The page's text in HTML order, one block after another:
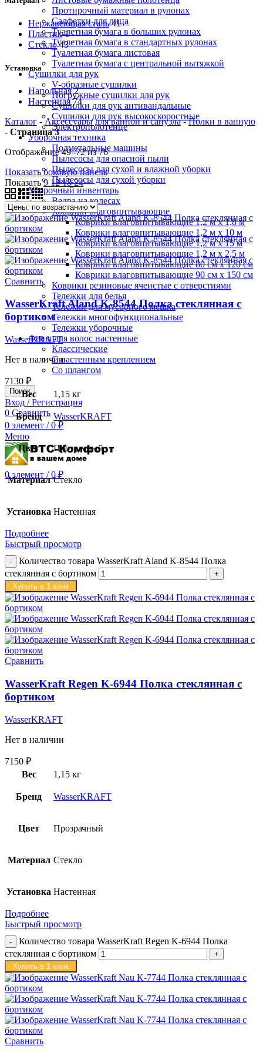
Протирочный материал в рулонах
Салфетки для лица
Туалетная бумага в больших рулонах
Туалетная бумага в стандартных рулонах
Туалетная бумага листовая
Туалетная бумага с центральной вытяжкой
Сушилки для рук
V-образные сушилки
Погружные сушилки для рук
Сушилки для рук антивандальные
Сушилки для рук высокоскоростные
Электрополотенце
Уборочная техника
Подметальные машины
Пылесосы для опасной пыли
Пылесосы для сухой и влажной уборки
Пылесосы для сухой уборки
Уборочный инвентарь
Ведра на колесах
Коврики влаговпитывающие
Коврики влаговпитывающие 1,2 м х 1,8 м
Коврики влаговпитывающие 1,2 м х 10 м
Коврики влаговпитывающие 1,2 м х 15 м
Коврики влаговпитывающие 1,2 м х 2,5 м
Коврики влаговпитывающие 80 см х 120 см
Коврики влаговпитывающие 90 см х 150 см
Коврики резиновые ячеистые с отверстиями
Тележки для белья
Тележки для мусорного мешка
Тележки многофункциональные
Тележки уборочные
Фены для волос настенные
Классические
С настенным креплением
Со шлангом
Поиск
Вход / Регистрация
0 Сравнить
0 элемент / 0 ₽
Меню
0элемент / 0₽
Нержавеющая сталь 41
Пластик 1
Стекло 43
Установка
Напольная 2
Настенная 74
Каталог -Аксессуары для ванной и санузла-Полки в ванную
- Страница 3
Отображение 49–72 из 76
Показать боковую панель
Показать9 121824
Сравнить
WasserKraft Aland K-8544 Полка стеклянная с
бортиком
WasserKRAFT
Нет в наличии
7130 ₽
Вес
1,15 кг
Бренд WasserKRAFT
Цвет Прозрачный
Материал Стекло
Установка Настенная
Подробнее
Быстрый просмотр
Количество товара WasserKraft Aland K-8544 Полка
стеклянная с бортиком
Купить в 1 клик
Сравнить
WasserKraft Regen K-6944 Полка стеклянная с
бортиком
WasserKRAFT
Нет в наличии
7150 ₽
Вес
1,15 кг
Бренд WasserKRAFT
Цвет Прозрачный
Материал Стекло
Установка Настенная
Подробнее
Быстрый просмотр
Количество товара WasserKraft Regen K-6944 Полка
стеклянная с бортиком
Купить в 1 клик
Сравнить